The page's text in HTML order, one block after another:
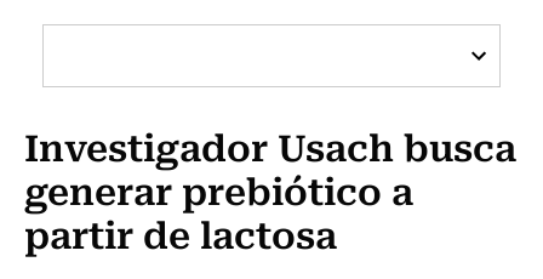
Cultura
Programas Radio y TV Usach
Investigador Usach busca
generar prebiótico a
partir de lactosa